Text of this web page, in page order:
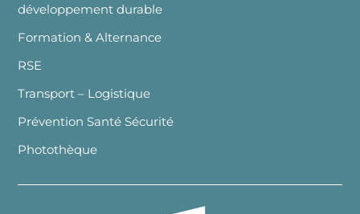
développement durable
Formation & Alternance
RSE
Transport – Logistique
Prévention Santé Sécurité
Photothèque